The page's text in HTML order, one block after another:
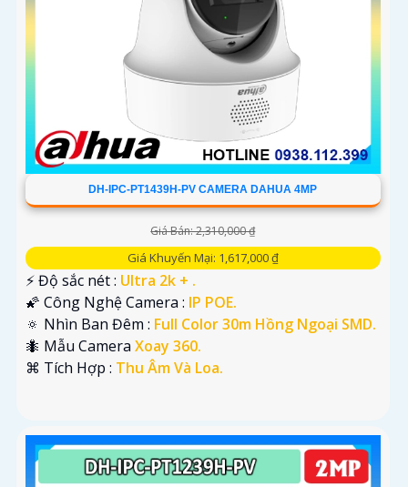
DH-IPC-PT1439H-PV CAMERA DAHUA 4MP
Giá Bán: 2,310,000 ₫
Giá Khuyến Mại: 1,617,000 ₫
️⚡ Độ sắc nét : Ultra 2k + .
🌠 Công Nghệ Camera : IP POE.
🔅 Nhìn Ban Đêm : Full Color 30m Hồng Ngoại SMD.
🐜 Mẫu Camera Xoay 360.
️⌘ Tích Hợp : Thu Âm Và Loa.